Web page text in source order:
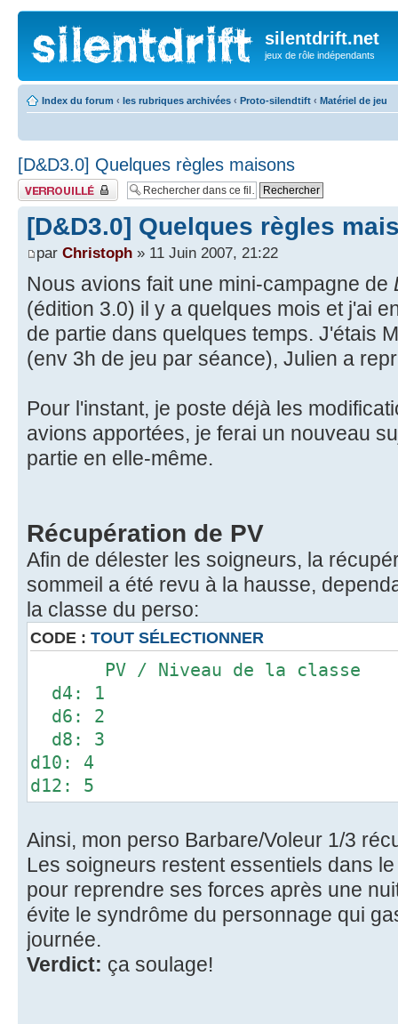
silentdrift.net
jeux de rôle indépendants
Index du forum ‹ les rubriques archivées ‹ Proto-silendtift ‹ Matériel de jeu
[D&D3.0] Quelques règles maisons
Fil verrouillé
[D&D3.0] Quelques règles
par Christoph » 11 Juin 2007, 21:22
Nous avions fait une mini-campagne de
(édition 3.0) il y a quelques mois et j'ai
de partie dans quelques temps. J'étais
(env 3h de jeu par séance), Julien a
Pour l'instant, je poste déjà les
avions apportées, je ferai un nouveau
partie en elle-même.
Récupération de PV
Afin de délester les soigneurs, la
sommeil a été revu à la hausse,
la classe du perso:
CODE : TOUT SÉLECTIONNER
PV / Niveau de la classe
d4: 1
d6: 2
d8: 3
d10: 4
d12: 5
Ainsi, mon perso Barbare/Voleur 1/3
Les soigneurs restent essentiels dans
pour reprendre ses forces après une
évite le syndrôme du personnage qui
journée.
Verdict: ça soulage!